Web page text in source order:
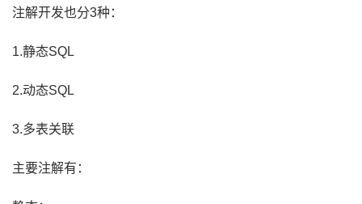
注解开发也分3种：
1.静态SQL
2.动态SQL
3.多表关联
主要注解有：